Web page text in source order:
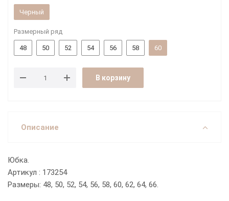
Черный
Размерный ряд
48 50 52 54 56 58 60
В корзину
Описание
Юбка.
Артикул : 173254
Размеры: 48, 50, 52, 54, 56, 58, 60, 62, 64, 66.